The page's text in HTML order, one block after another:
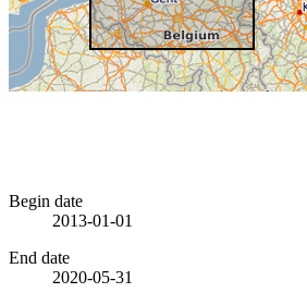
Begin date
2013-01-01
End date
2020-05-31